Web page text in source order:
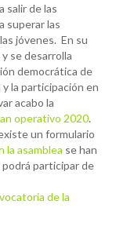
salir de las
superar las
jóvenes. En su
se desarrolla
democrática de
la participación en
acabo la
operativo 2020.
un formulario
la asamblea se han
participar de
de la